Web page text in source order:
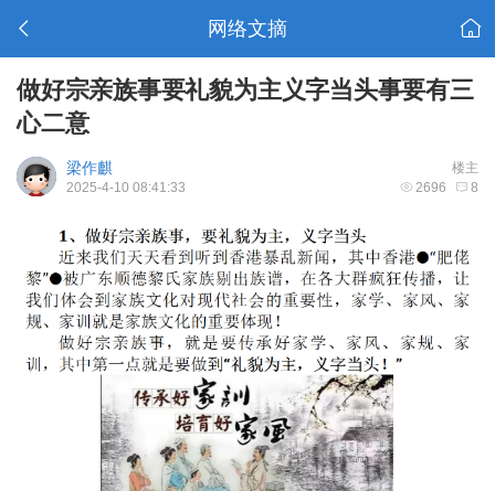
网络文摘
做好宗亲族事要礼貌为主义字当头事要有三
心二意
楼主
梁作麒
2696 8
2025-4-10 08:41:33